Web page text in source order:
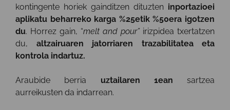
kontingente horiek gainditzen dituzten inportazioei
aplikatu beharreko karga %25etik %50era igotzen
du. Horrez gain, “melt and pour”irizpidea txertatzen
du, altzairuaren jatorriaren trazabilitatea eta
kontrola indartuz.
Araubide berria uztailaren 1ean sartzea
aurreikusten da indarrean.